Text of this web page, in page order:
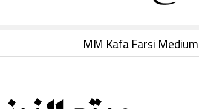
MM Kafa Farsi Medium